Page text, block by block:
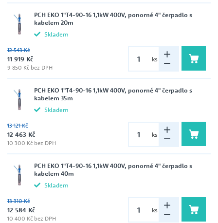
PCH EKO 1"T4-90-16 1,1kW 400V, ponorné 4" čerpadlo s
kabelem 20m
Skladem
12 543 Kč
11 919 Kč
9 850 Kč bez DPH
ks
PCH EKO 1"T4-90-16 1,1kW 400V, ponorné 4" čerpadlo s
kabelem 35m
Skladem
13 121 Kč
12 463 Kč
10 300 Kč bez DPH
ks
PCH EKO 1"T4-90-16 1,1kW 400V, ponorné 4" čerpadlo s
kabelem 40m
Skladem
13 310 Kč
12 584 Kč
10 400 Kč bez DPH
ks